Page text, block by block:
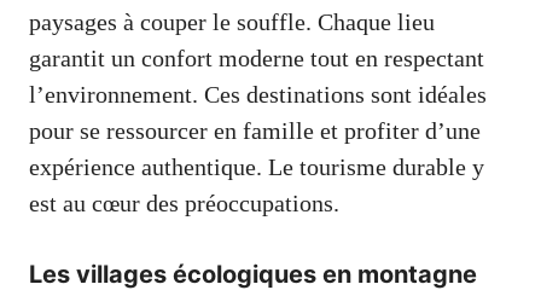
paysages à couper le souffle. Chaque lieu
garantit un confort moderne tout en respectant
l’environnement. Ces destinations sont idéales
pour se ressourcer en famille et profiter d’une
expérience authentique. Le tourisme durable y
est au cœur des préoccupations.
Les villages écologiques en montagne